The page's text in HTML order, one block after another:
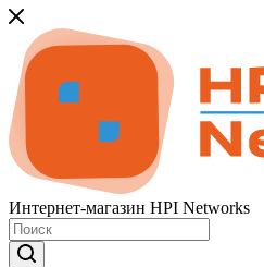
Интернет-магазин HPI Networks